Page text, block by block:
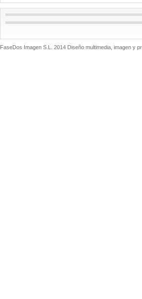
FaseDos Imagen S.L. 2014 Diseño multimedia, imagen y